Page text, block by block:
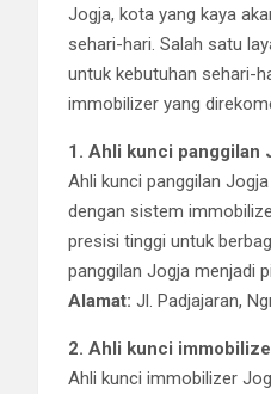
Jogja, kota yang kaya
sehari-hari. Salah satu
untuk kebutuhan sehari-
immobilizer yang
1. Ahli kunci panggilan
Ahli kunci panggilan
dengan sistem
presisi tinggi untuk
panggilan Jogja menjadi
Alamat: Jl. Padjajaran,
2. Ahli kunci
Ahli kunci immobilizer